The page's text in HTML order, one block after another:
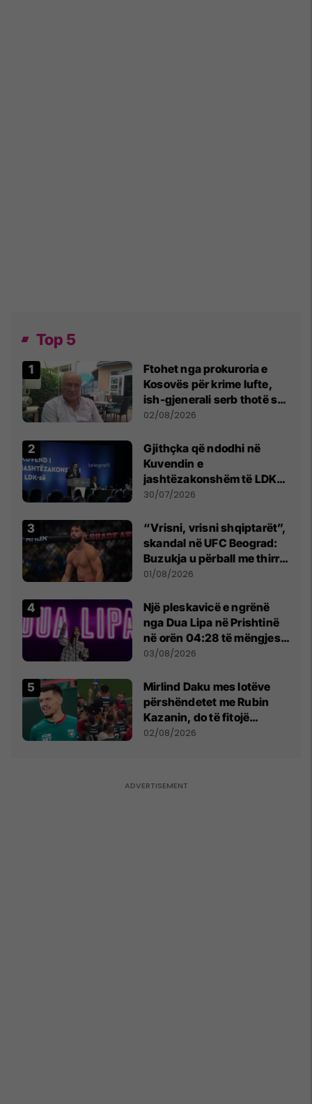
Top 5
Ftohet nga prokuroria e
Kosovës për krime lufte,
ish-gjenerali serb thotë se
dikush e tradhtoi në
02/08/2026
Gjithçka që ndodhi në
Kuvendin e
jashtëzakonshëm të LDK-
së
30/07/2026
“Vrisni, vrisni shqiptarët”,
skandal në UFC Beograd:
Buzukja u përball me thirrje
anti-shqiptare nga
01/08/2026
Një pleskavicë e ngrënë
nga Dua Lipa në Prishtinë
në orën 04:28 të mëngjesit
- dhe bota digjitale serbe
03/08/2026
Mirlind Daku mes lotëve
përshëndetet me Rubin
Kazanin, do të fitojë
miliona te Spartak Moska
02/08/2026